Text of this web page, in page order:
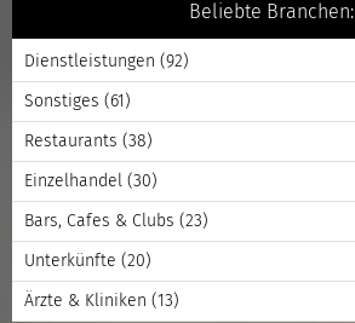
Beliebte Branchen:
Dienstleistungen (92)
Sonstiges (61)
Restaurants (38)
Einzelhandel (30)
Bars, Cafes & Clubs (23)
Unterkünfte (20)
Ärzte & Kliniken (13)